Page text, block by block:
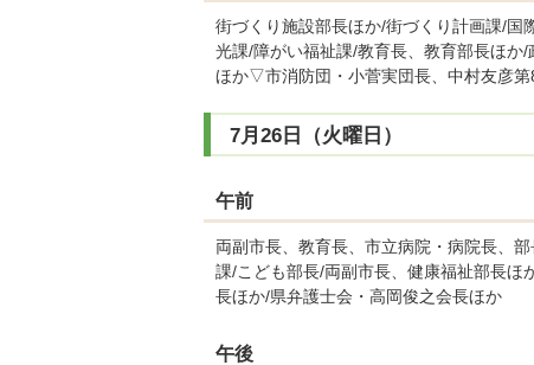
街づくり施設部長ほか/街づくり計画課/国
光課/障がい福祉課/教育長、教育部長ほか
ほか▽市消防団・小菅実団長、中村友彦
7月26日（火曜日）
午前
両副市長、教育長、市立病院・病院長、
課/こども部長/両副市長、健康福祉部長ほ
長ほか/県弁護士会・高岡俊之会長ほか
午後